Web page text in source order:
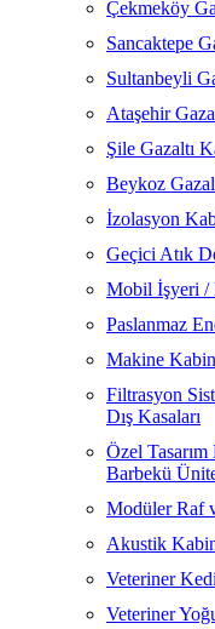
Çekmeköy
Sancaktepe
Sultanbeyli
Ataşehir
Şile Gazaltı
Beykoz
İzolasyon
Geçici Atık
Mobil İşyeri /
Paslanmaz
Makine
Filtrasyon
Dış Kasaları
Özel
Barbekü
Modüler Raf
Akustik
Veteriner
Veteriner